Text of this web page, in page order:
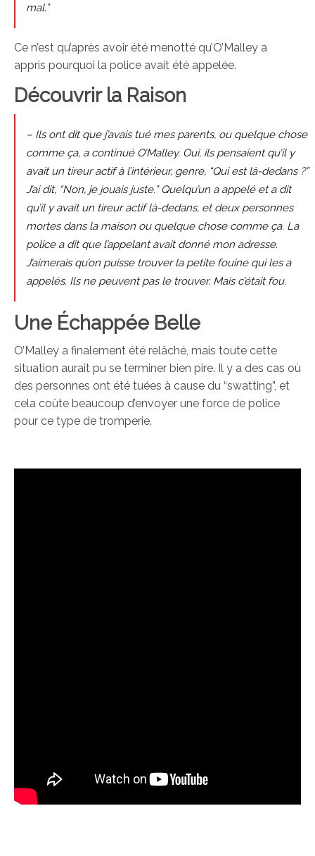
mal.”
Ce n’est qu’après avoir été menotté qu’O’Malley a
appris pourquoi la police avait été appelée.
Découvrir la Raison
– Ils ont dit que j’avais tué mes parents, ou quelque chose
comme ça, a continué O’Malley. Oui, ils pensaient qu’il y
avait un tireur actif à l’intérieur, genre, “Qui est là-dedans ?”
J’ai dit, “Non, je jouais juste.” Quelqu’un a appelé et a dit
qu’il y avait un tireur actif là-dedans, et deux personnes
mortes dans la maison ou quelque chose comme ça. La
police a dit que l’appelant avait donné mon adresse.
J’aimerais qu’on puisse trouver la petite fouine qui les a
appelés. Ils ne peuvent pas le trouver. Mais c’était fou.
Une Échappée Belle
O’Malley a finalement été relâché, mais toute cette
situation aurait pu se terminer bien pire. Il y a des cas où
des personnes ont été tuées à cause du “swatting”, et
cela coûte beaucoup d’envoyer une force de police
pour ce type de tromperie.